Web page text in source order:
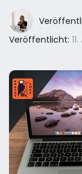
Veröffentlicht: